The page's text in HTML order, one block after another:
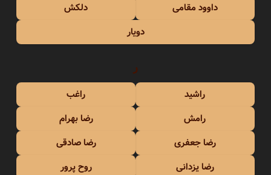
داوود مقامی
دلکش
دویار
ر
راشید
راغب
رامش
رضا بهرام
رضا جعفری
رضا صادقی
رضا یزدانی
روح پرور